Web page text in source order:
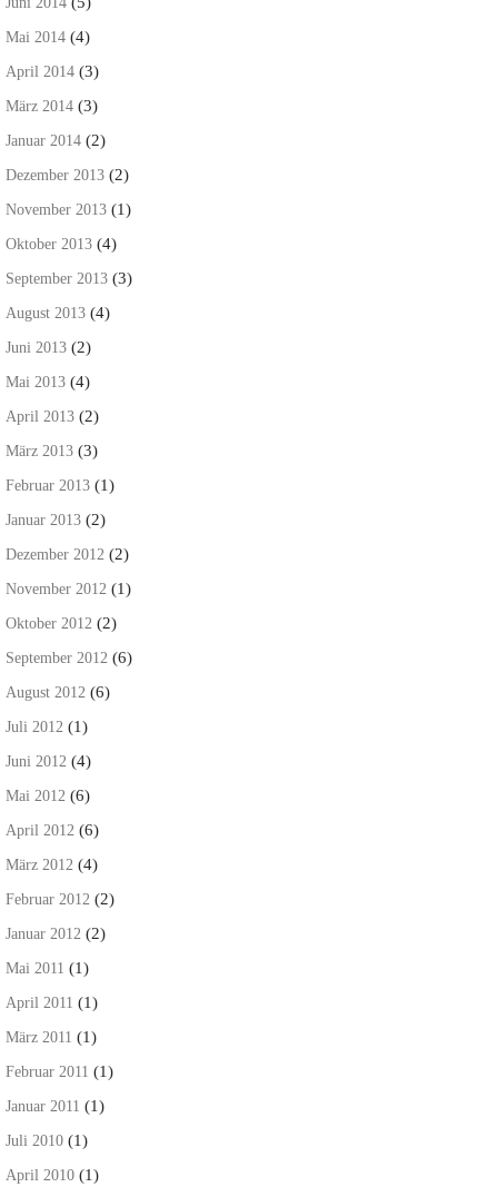
Mai 2014 (4)
April 2014 (3)
März 2014 (3)
Januar 2014 (2)
Dezember 2013 (2)
November 2013 (1)
Oktober 2013 (4)
September 2013 (3)
August 2013 (4)
Juni 2013 (2)
Mai 2013 (4)
April 2013 (2)
März 2013 (3)
Februar 2013 (1)
Januar 2013 (2)
Dezember 2012 (2)
November 2012 (1)
Oktober 2012 (2)
September 2012 (6)
August 2012 (6)
Juli 2012 (1)
Juni 2012 (4)
Mai 2012 (6)
April 2012 (6)
März 2012 (4)
Februar 2012 (2)
Januar 2012 (2)
Mai 2011 (1)
April 2011 (1)
März 2011 (1)
Februar 2011 (1)
Januar 2011 (1)
Juli 2010 (1)
April 2010 (1)